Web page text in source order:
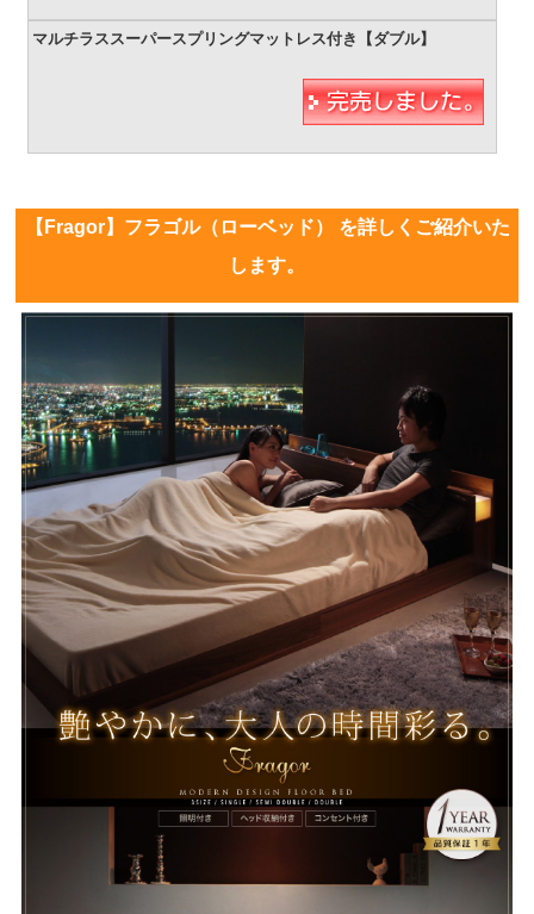
【Fragor】フラゴル（ローベッド） を詳しくご紹介いた
します。